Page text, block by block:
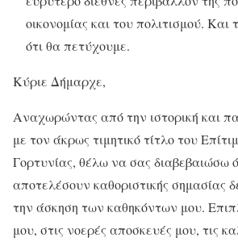
οικονομίας και του πολιτισμού. Και
ότι θα πετύχουμε.
Κύριε Δήμαρχε,
Αναχωρώντας από την ιστορική και
με τον άκρως τιμητικό τίτλο του
Γορτυνίας, θέλω να σας διαβεβαιώσω
αποτελέσουν καθοριστικής σημασίας
την άσκηση των καθηκόντων μου.
μου, στις νοερές αποσκευές μου, τις